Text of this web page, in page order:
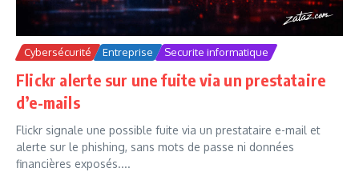
Cybersécurité Entreprise Securite informatique
Flickr alerte sur une fuite via un prestataire
d’e-mails
Flickr signale une possible fuite via un prestataire e-mail et
alerte sur le phishing, sans mots de passe ni données
financières exposés....